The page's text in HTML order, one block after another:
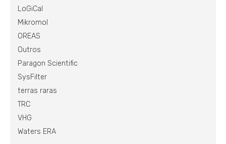
LoGiCal
Mikromol
OREAS
Outros
Paragon Scientific
SysFilter
terras raras
TRC
VHG
Waters ERA